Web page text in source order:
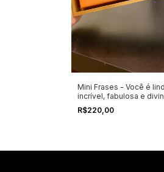
Mini Frases - Você é
incrível, fabulosa e
R$220,00